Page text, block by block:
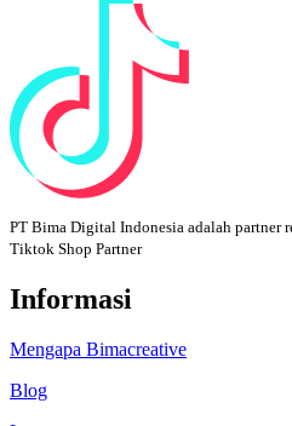
PT Bima Digital Indonesia adalah partner
Tiktok Shop Partner
Informasi
Mengapa Bimacreative
Blog